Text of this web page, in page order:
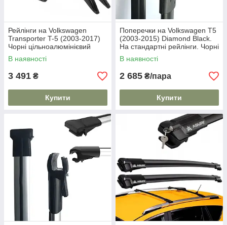
Рейлінги на Volkswagen
Transporter T-5 (2003-2017)
Чорні цільноалюмінієвий
корпус. Дуги на дах. Skyport/
В наявності
3 491 ₴
Купити
Поперечки на Volkswagen T5
(2003-2015) Diamond Black.
На стандартні рейлінги. Чорні
В наявності
2 685 ₴/пара
Купити